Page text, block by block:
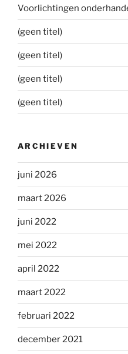
Voorlichtingen
(geen titel)
(geen titel)
(geen titel)
(geen titel)
ARCHIEVEN
juni 2026
maart 2026
juni 2022
mei 2022
april 2022
maart 2022
februari 2022
december 2021